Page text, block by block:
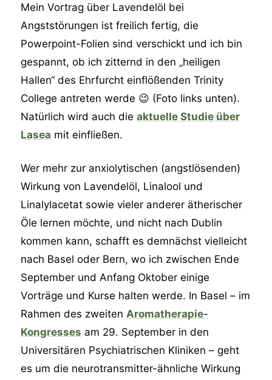
Mein Vortrag über Lavendelöl bei
Angststörungen ist freilich fertig, die
Powerpoint-Folien sind verschickt und ich bin
gespannt, ob ich zitternd in den „heiligen
Hallen“ des Ehrfurcht einflößenden Trinity
College antreten werde 😉 (Foto links unten).
Natürlich wird auch dieaktuelle Studie über
Lasea mit einfließen.
Wer mehr zur anxiolytischen (angstlösenden)
Wirkung von Lavendelöl, Linalool und
Linalylacetat sowie vieler anderer ätherischer
Öle lernen möchte, und nicht nach Dublin
kommen kann, schafft es demnächst vielleicht
nach Basel oder Bern, wo ich zwischen Ende
September und Anfang Oktober einige
Vorträge und Kurse halten werde. In Basel – im
Rahmen des zweitenAromatherapie-
Kongresses am 29. September in den
Universitären Psychiatrischen Kliniken – geht
es um die neurotransmitter-ähnliche Wirkung